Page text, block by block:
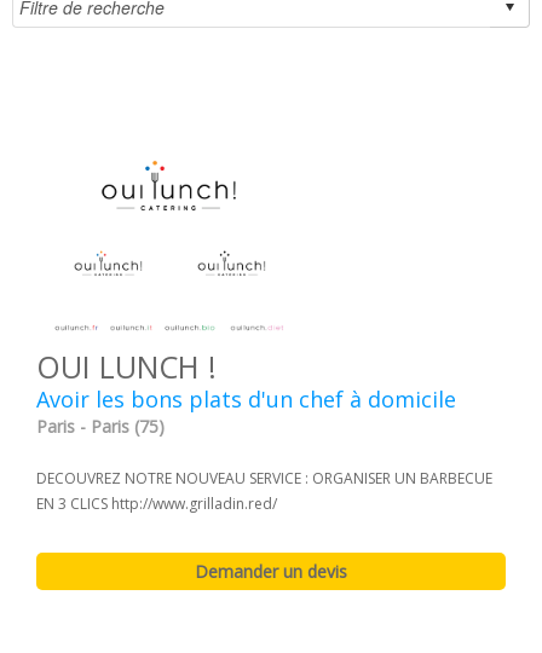
OUI LUNCH !
Avoir les bons plats d'un chef à domicile
Paris - Paris (75)
DECOUVREZ NOTRE NOUVEAU SERVICE : ORGANISER UN BARBECUE
EN 3 CLICS http://www.grilladin.red/